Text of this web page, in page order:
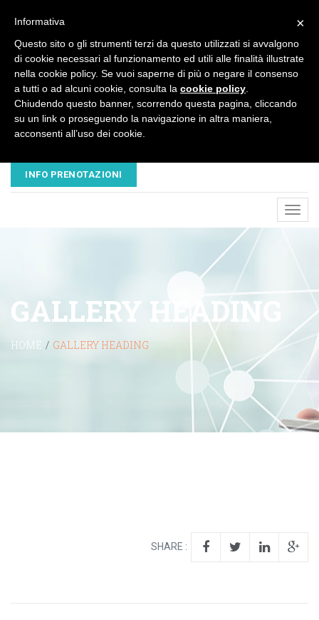
EMAIL
INFO PRENOTAZIONI
GALLERY HEADING
HOME / GALLERY HEADING
SHARE :
×
Informativa
Questo sito o gli strumenti terzi da questo utilizzati si avvalgono
di cookie necessari al funzionamento ed utili alle finalità illustrate
nella cookie policy. Se vuoi saperne di più o negare il consenso
a tutti o ad alcuni cookie, consulta la cookie policy
Chiudendo questo banner, scorrendo questa pagina, cliccando
su un link o proseguendo la navigazione in altra maniera,
acconsenti all’uso dei cookie.